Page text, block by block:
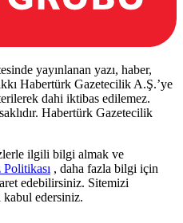
yayınlanan yazı, haber,
Habertürk Gazetecilik A.Ş.’ye
dahi iktibas edilemez.
Habertürk Gazetecilik
ilgili bilgi almak ve
Politikası , daha fazla bilgi için
edebilirsiniz. Sitemizi
kabul edersiniz.